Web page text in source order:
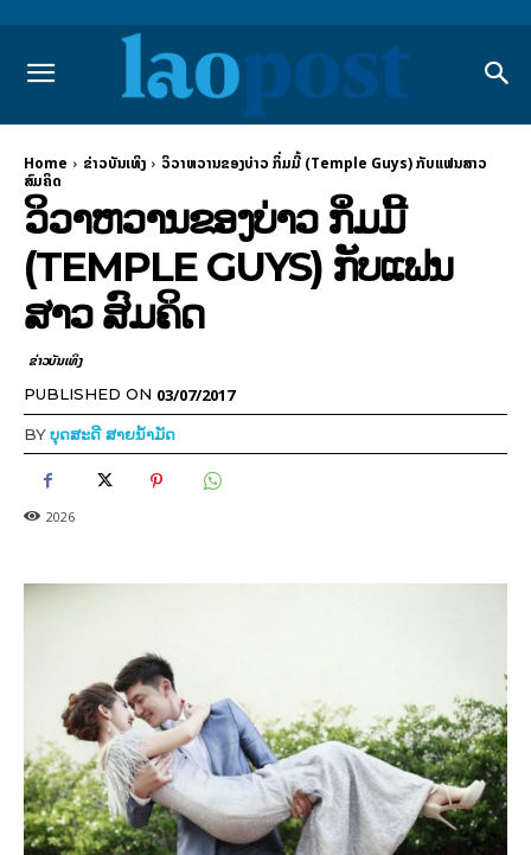
Home ​ຂ່າວບັນເທິງ
ວິວາຫວານຂອງບ່າວ ກິ່ມມີ້ (Temple Guys) ກັບແຟນສາວ
ສົມຄິດ
ວິວາຫວານຂອງບ່າວ ກິ່ມມີ້
(TEMPLE GUYS) ກັບແຟນ
ສາວ ສົມຄິດ
​ຂ່າວບັນເທິງ
PUBLISHED ON 03/07/2017
BYບຸດສະດີ ສາຍນ້ຳມັດ
2026